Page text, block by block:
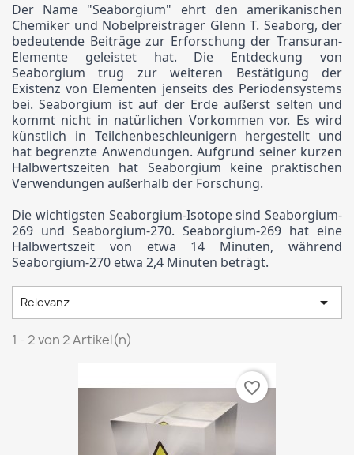
Der Name "Seaborgium" ehrt den amerikanischen
Chemiker und Nobelpreisträger Glenn T. Seaborg, der
bedeutende Beiträge zur Erforschung der Transuran-
Elemente geleistet hat. Die Entdeckung von
Seaborgium trug zur weiteren Bestätigung der
Existenz von Elementen jenseits des Periodensystems
bei. Seaborgium ist auf der Erde äußerst selten und
kommt nicht in natürlichen Vorkommen vor. Es wird
künstlich in Teilchenbeschleunigern hergestellt und
hat begrenzte Anwendungen. Aufgrund seiner kurzen
Halbwertszeiten hat Seaborgium keine praktischen
Verwendungen außerhalb der Forschung.
Die wichtigsten Seaborgium-Isotope sind Seaborgium-
269 und Seaborgium-270. Seaborgium-269 hat eine
Halbwertszeit von etwa 14 Minuten, während
Seaborgium-270 etwa 2,4 Minuten beträgt.
Relevanz 
1 - 2 von 2 Artikel(n)
favorite_border